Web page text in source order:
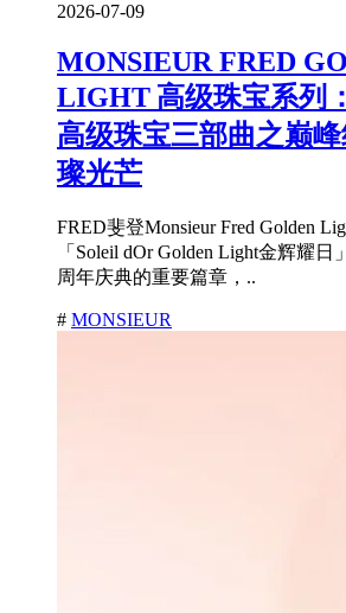
2026-07-09
MONSIEUR FRED
LIGHT 高级珠宝系列
高级珠宝三部曲之巅
璨光芒
FRED斐登Monsieur Fred Golden
「Soleil dOr Golden Light金辉耀
周年庆典的重要篇章，..
# MONSIEUR